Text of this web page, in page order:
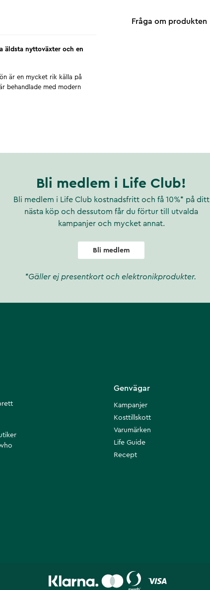
äldsta nyttoväxter och en
är en mycket rik källa på
behandlade med modern
är tålig och robust. Vid
bakning. De kan också
med rund, fyllig och
och biffar eller helt enkelt
Fråga om produkten
Bli medlem i Life Club!
Bli medlem i Life Club kostnadsfritt och få 10%* på ditt
nästa köp och dessutom får du förtur till utvalda
kampanjer och mycket annat.
Bli medlem
*Gäller ej presentkort och elektronikprodukter.
Genvägar
Kampanjer
Kosttillskott
Varumärken
Life Guide
Recept